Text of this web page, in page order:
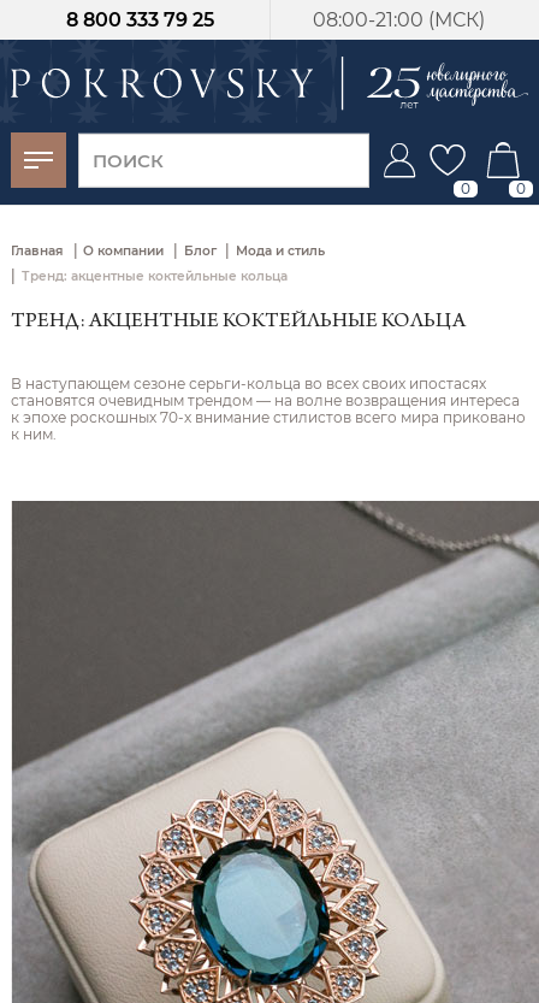
08:00-21:00 (МСК)
8 800 333 79 25
0 0
Главная | О компании | Блог | Мода и стиль
| Тренд: акцентные коктейльные кольца
ТРЕНД: АКЦЕНТНЫЕ КОКТЕЙЛЬНЫЕ КОЛЬЦА
В наступающем сезоне серьги-кольца во всех своих ипостасях
становятся очевидным трендом — на волне возвращения интереса
к эпохе роскошных 70-х внимание стилистов всего мира приковано
к ним.
-30%
от 15 дней с
момента оплаты